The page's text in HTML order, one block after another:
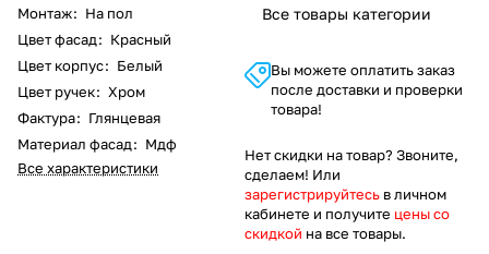
Монтаж: На пол
Цвет фасад: Красный
Цвет корпус: Белый
Цвет ручек: Хром
Фактура: Глянцевая
Материал фасад: Мдф
Все характеристики
Все товары категории
Вы можете оплатить заказ
после доставки и проверки
товара!
Нет скидки на товар? Звоните,
сделаем! Или
зарегистрируйтесь в личном
кабинете и получите цены со
скидкой на все товары.